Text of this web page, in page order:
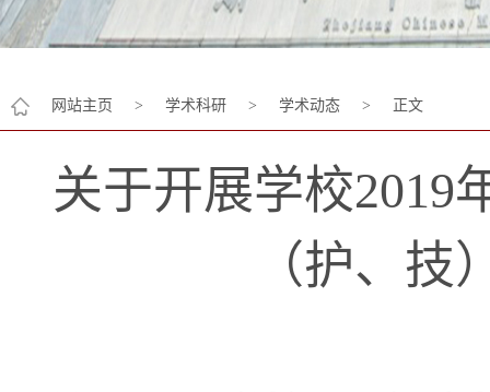
网站主页 > 学术科研 > 学术动态 > 正文
关于开展学校2019
（护、